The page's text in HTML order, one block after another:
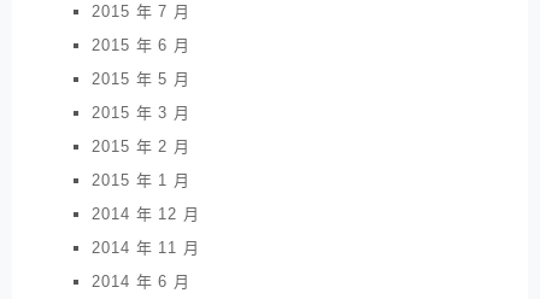
2015 年 7 月
2015 年 6 月
2015 年 5 月
2015 年 3 月
2015 年 2 月
2015 年 1 月
2014 年 12 月
2014 年 11 月
2014 年 6 月